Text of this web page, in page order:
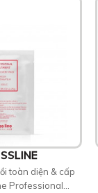
toàn diện & cấp
Professional